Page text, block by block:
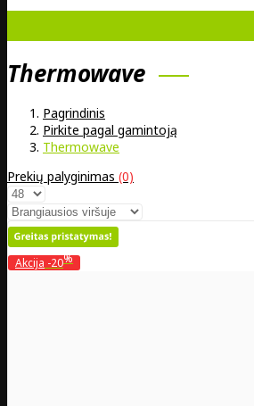
Thermowave
Pagrindinis
Pirkite pagal gamintoją
Thermowave
Prekių palyginimas (0)
Akcija -20%